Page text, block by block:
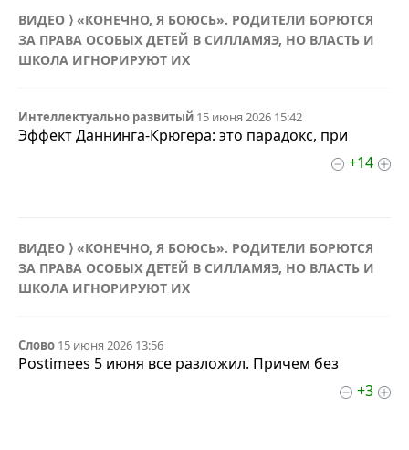
ВИДЕО ⟩ «КОНЕЧНО, Я БОЮСЬ». РОДИТЕЛИ БОРЮТСЯ
ЗА ПРАВА ОСОБЫХ ДЕТЕЙ В СИЛЛАМЯЭ, НО ВЛАСТЬ И
ШКОЛА ИГНОРИРУЮТ ИХ
Интеллектуально развитый 15 июня 2026 15:42
Эффект Даннинга-Крюгера: это парадокс, при
+14
ВИДЕО ⟩ «КОНЕЧНО, Я БОЮСЬ». РОДИТЕЛИ БОРЮТСЯ
ЗА ПРАВА ОСОБЫХ ДЕТЕЙ В СИЛЛАМЯЭ, НО ВЛАСТЬ И
ШКОЛА ИГНОРИРУЮТ ИХ
Слово 15 июня 2026 13:56
Postimees 5 июня все разложил. Причем без
+3